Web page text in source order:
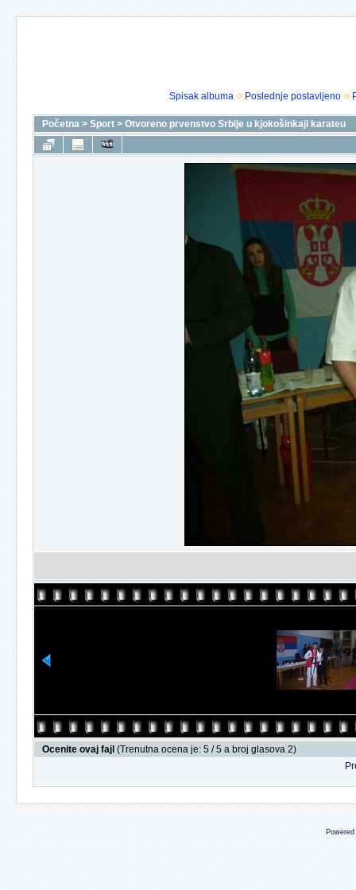
Spisak albuma Poslednje postavljeno
Početna > Sport > Otvoreno prvenstvo Srbije u kjokošinkaji karateu
Ocenite ovaj fajl (Trenutna ocena je: 5 / 5 a broj glasova 2)